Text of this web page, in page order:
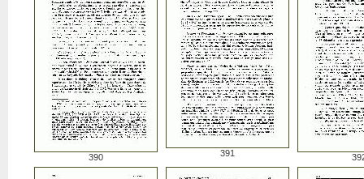
390 391